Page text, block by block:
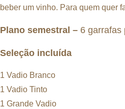
beber um vinho. Para quem quer
Plano semestral – 6 garrafas
Seleção incluída
1 Vadio Branco
1 Vadio Tinto
1 Grande Vadio